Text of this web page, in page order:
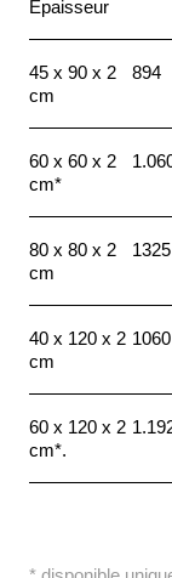
Épaisseur
45 x 90 x 2
cm
894
60 x 60 x 2
cm*
80 x 80 x 2
cm
1325
40 x 120 x 2
cm
1060
60 x 120 x 2
cm*.